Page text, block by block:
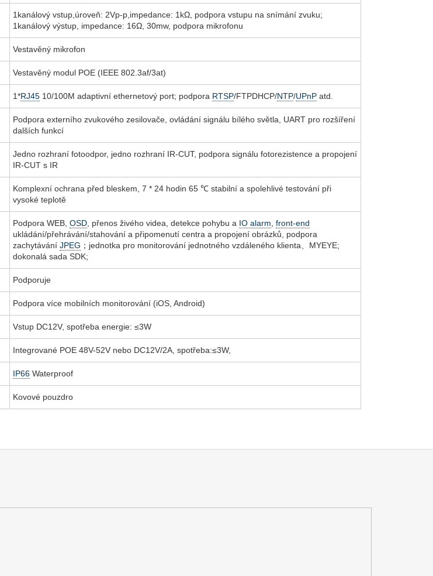
1kanálový vstup,úroveň: 2Vp-p,impedance: 1kΩ, podpora vstupu na snímání zvuku;
1kanálový výstup, impedance: 16Ω, 30mw, podpora mikrofonu
Vestavěný mikrofon
Vestavěný modul POE (IEEE 802.3af/3at)
1*RJ45 10/100M adaptivní ethernetový port; podpora RTSP/FTPDHCP/NTP/UPnP atd.
Podpora externího zvukového zesilovače, ovládání signálu bílého světla, UART pro rozšíření
dalších funkcí
Jedno rozhraní fotoodpor, jedno rozhraní IR-CUT, podpora signálu fotorezistence a propojení
IR-CUT s IR
Komplexní ochrana před bleskem, 7 * 24 hodin 65 ℃ stabilní a spolehlivé testování při
vysoké teplotě
Podpora WEB, OSD, přenos živého videa, detekce pohybu a IO alarm, front-end
ukládání/přehrávání/stahování a připomenutí centra a propojení obrázků, podpora
zachytávání JPEG ；jednotka pro monitorování jednotného vzdáleného klienta、MYEYE;
dokonalá sada SDK;
Podporuje
Podpora více mobilních monitorování (iOS, Android)
Vstup DC12V, spotřeba energie: ≤3W
Integrované POE 48V-52V nebo DC12V/2A, spotřeba:≤3W,
IP66 Waterproof
Kovové pouzdro